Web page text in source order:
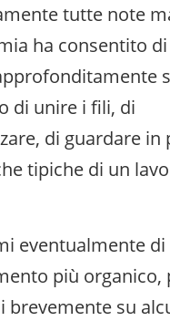
tutte note
ha consentito
di unire i fili, di
di guardare in
tipiche di un
eventualmente
più organico,
brevemente su